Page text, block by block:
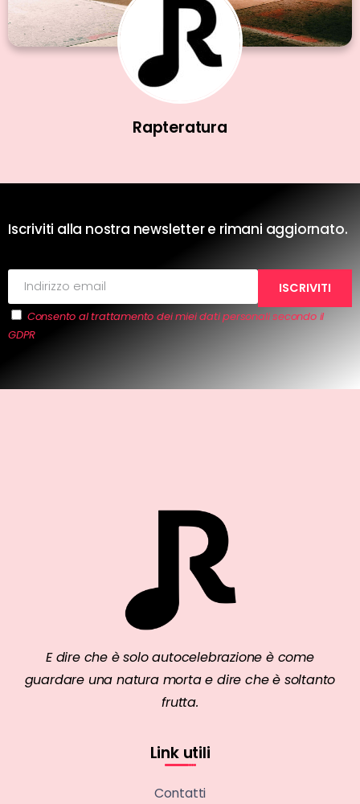
Rapteratura
Iscriviti alla nostra newsletter e rimani aggiornato.
Consento al trattamento dei miei dati personali secondo il
GDPR
E dire che è solo autocelebrazione è come
guardare una natura morta e dire che è soltanto
frutta.
Link utili
Contatti